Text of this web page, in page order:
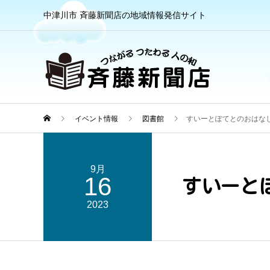
中津川市 斉藤新聞店の地域情報発信サイト
イベント情報 図書館 すいーとぽてとのおはな
9月
16
2023
すいーと